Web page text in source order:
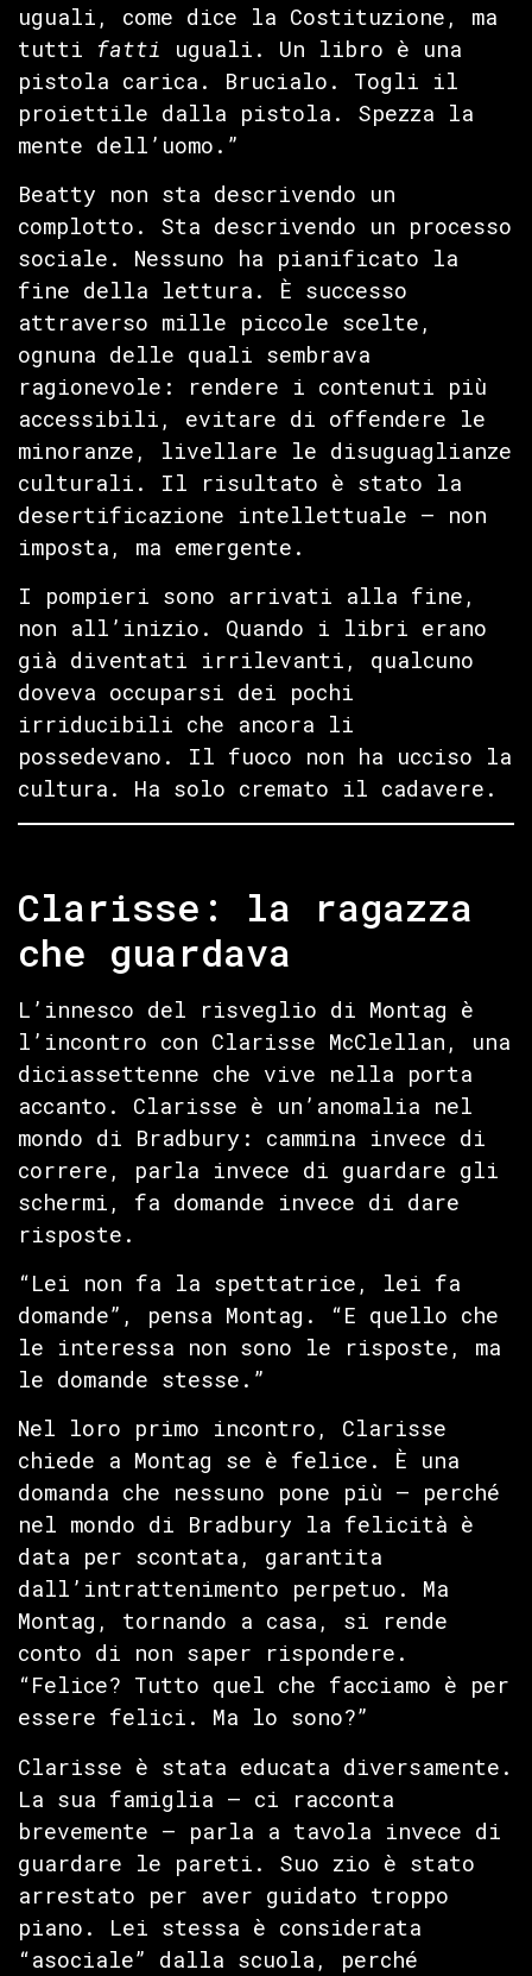
uguali, come dice la Costituzione, ma
tutti fatti uguali. Un libro è una
pistola carica. Brucialo. Togli il
proiettile dalla pistola. Spezza la
mente dell’uomo.”
Beatty non sta descrivendo un
complotto. Sta descrivendo un processo
sociale. Nessuno ha pianificato la
fine della lettura. È successo
attraverso mille piccole scelte,
ognuna delle quali sembrava
ragionevole: rendere i contenuti più
accessibili, evitare di offendere le
minoranze, livellare le disuguaglianze
culturali. Il risultato è stato la
desertificazione intellettuale — non
imposta, ma emergente.
I pompieri sono arrivati alla fine,
non all’inizio. Quando i libri erano
già diventati irrilevanti, qualcuno
doveva occuparsi dei pochi
irriducibili che ancora li
possedevano. Il fuoco non ha ucciso la
cultura. Ha solo cremato il cadavere.
Clarisse: la ragazza
che guardava
L’innesco del risveglio di Montag è
l’incontro con Clarisse McClellan, una
diciassettenne che vive nella porta
accanto. Clarisse è un’anomalia nel
mondo di Bradbury: cammina invece di
correre, parla invece di guardare gli
schermi, fa domande invece di dare
risposte.
“Lei non fa la spettatrice, lei fa
domande”, pensa Montag. “E quello che
le interessa non sono le risposte, ma
le domande stesse.”
Nel loro primo incontro, Clarisse
chiede a Montag se è felice. È una
domanda che nessuno pone più — perché
nel mondo di Bradbury la felicità è
data per scontata, garantita
dall’intrattenimento perpetuo. Ma
Montag, tornando a casa, si rende
conto di non saper rispondere.
“Felice? Tutto quel che facciamo è per
essere felici. Ma lo sono?”
Clarisse è stata educata diversamente.
La sua famiglia — ci racconta
brevemente — parla a tavola invece di
guardare le pareti. Suo zio è stato
arrestato per aver guidato troppo
piano. Lei stessa è considerata
“asociale” dalla scuola, perché